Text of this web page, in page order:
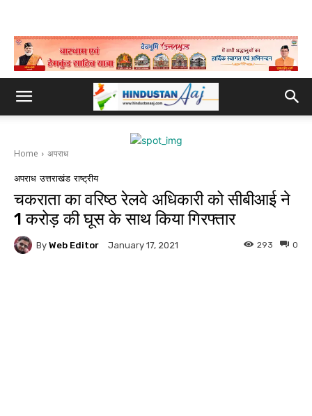
Home अपराध
अपराध उत्तराखंड राष्ट्रीय
चकराता का वरिष्ठ रेलवे अधिकारी को सीबीआई ने
1 करोड़ की घूस के साथ किया गिरफ्तार
By Web Editor January 17, 2021 0
293